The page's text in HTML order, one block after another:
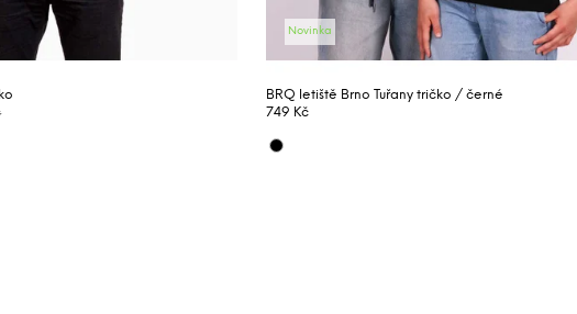
Novinka
BRQ letiště Brno Tuřany tričko / černé
749 Kč